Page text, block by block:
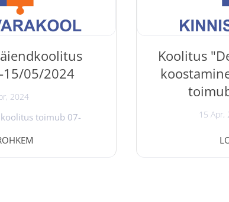
ja
05/2024
2024
toimub 07-
kinnisvara
Koolitus
15 Apr,
Koolitus "